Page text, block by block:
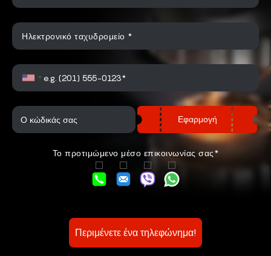
Ηλεκτρονικό ταχυδρομείο *
Εφαρμογή
Το προτιμώμενο μέσο επικοινωνίας σας*
Περιμένετε ένα τηλεφώνημα!